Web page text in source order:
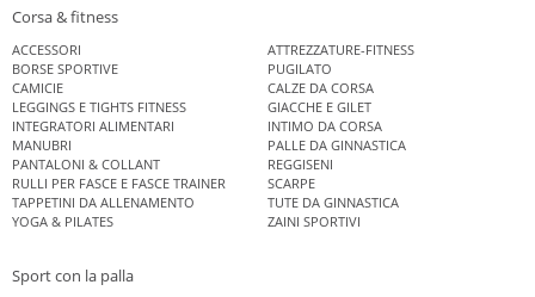
Corsa & fitness
ACCESSORI
ATTREZZATURE-FITNESS
BORSE SPORTIVE
PUGILATO
CAMICIE
CALZE DA CORSA
LEGGINGS E TIGHTS FITNESS
GIACCHE E GILET
INTEGRATORI ALIMENTARI
INTIMO DA CORSA
MANUBRI
PALLE DA GINNASTICA
PANTALONI & COLLANT
REGGISENI
RULLI PER FASCE E FASCE TRAINER
SCARPE
TAPPETINI DA ALLENAMENTO
TUTE DA GINNASTICA
YOGA & PILATES
ZAINI SPORTIVI
Sport con la palla